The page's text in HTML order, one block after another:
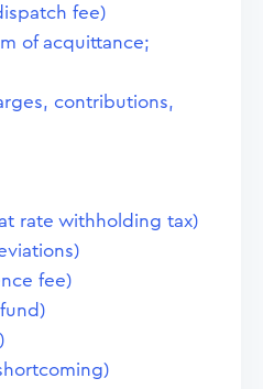
fee)
of acquittance;
contributions,
rate withholding tax)
fee)